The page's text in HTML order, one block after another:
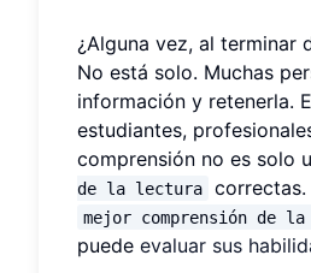
¿Alguna vez, al terminar
No está solo. Muchas
información y retenerla.
estudiantes,
comprensión no es solo
de la lectura
mejor comprensión de
puede evaluar sus